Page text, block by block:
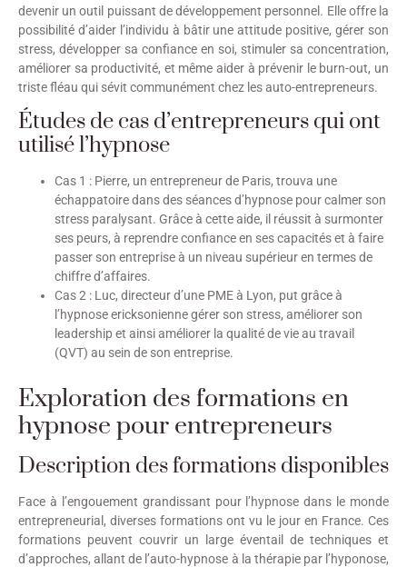
devenir un outil puissant de développement personnel. Elle offre la
possibilité d’aider l’individu à bâtir une attitude positive, gérer son
stress, développer sa confiance en soi, stimuler sa concentration,
améliorer sa productivité, et même aider à prévenir le burn-out, un
triste fléau qui sévit communément chez les auto-entrepreneurs.
Études de cas d’entrepreneurs qui ont
utilisé l’hypnose
Cas 1 : Pierre, un entrepreneur de Paris, trouva une
échappatoire dans des séances d’hypnose pour calmer son
stress paralysant. Grâce à cette aide, il réussit à surmonter
ses peurs, à reprendre confiance en ses capacités et à faire
passer son entreprise à un niveau supérieur en termes de
chiffre d’affaires.
Cas 2 : Luc, directeur d’une PME à Lyon, put grâce à
l’hypnose ericksonienne gérer son stress, améliorer son
leadership et ainsi améliorer la qualité de vie au travail
(QVT) au sein de son entreprise.
Exploration des formations en
hypnose pour entrepreneurs
Description des formations disponibles
Face à l’engouement grandissant pour l’hypnose dans le monde
entrepreneurial, diverses formations ont vu le jour en France. Ces
formations peuvent couvrir un large éventail de techniques et
d’approches, allant de l’auto-hypnose à la thérapie par l’hyponose,